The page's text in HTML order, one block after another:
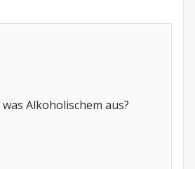
Alkoholischem aus?